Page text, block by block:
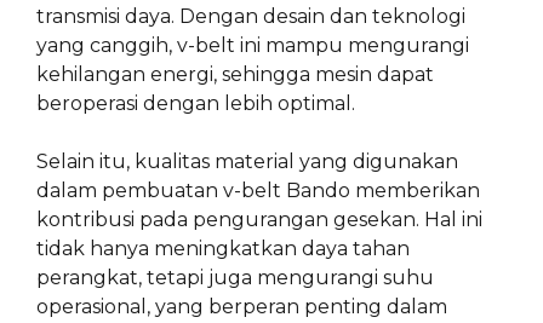
transmisi daya. Dengan desain dan teknologi
yang canggih, v-belt ini mampu mengurangi
kehilangan energi, sehingga mesin dapat
beroperasi dengan lebih optimal.
Selain itu, kualitas material yang digunakan
dalam pembuatan v-belt Bando memberikan
kontribusi pada pengurangan gesekan. Hal ini
tidak hanya meningkatkan daya tahan
perangkat, tetapi juga mengurangi suhu
operasional, yang berperan penting dalam